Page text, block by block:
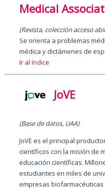
Medical
(Revista, colección acceso
Se orienta a problemas
médica y dictámenes de
Ir al índice
JoVE
(Base de datos, UAA)
JoVE es el principal
científicos con la misión de
educación científicas.
estudiantes en miles de
empresas biofarmacéuticas